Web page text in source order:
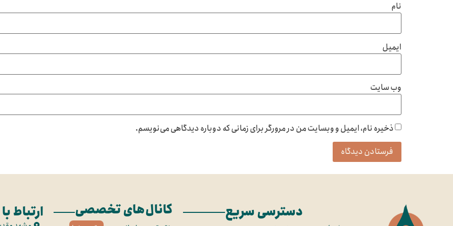
نام
ایمیل
وب‌ سایت
ذخیره نام، ایمیل و وبسایت من در مرورگر برای زمانی که دوباره دیدگاهی می‌نویسم.
دسترسی سریع کانال‌های تخصصی ارتباط